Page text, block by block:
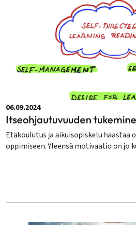
06.09.2024
Itseohjautuvuuden
Etäkoulutus ja aikuisopiskelu haastaa
oppimiseen. Yleensä motivaatio on jo